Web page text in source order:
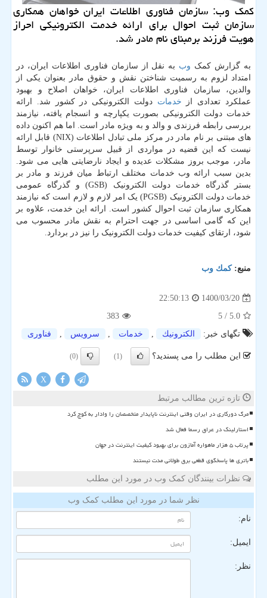
کمک وب: سازمان فناوری اطلاعات ایران خواهان همکاری
سازمان ثبت احوال برای ارائه خدمت الکترونیکی احراز
هویت فرزند برمبنای نام مادر شد.
به گزارش کمک وب به نقل از سازمان فناوری اطلاعات ایران، در
امتداد لزوم به رسمیت شناختن نقش و حقوق مادر بعنوان یکی از
والدین، سازمان فناوری اطلاعات ایران، خواهان اصلاح و بهبود
عملکرد تعدادی از خدمات دولت الکترونیکی در کشور شد. ارائه
خدمات دولت الکترونیکی بصورت یکپارچه و انسجام یافته، نیازمند
بررسی رابطه فرزندی و والد و به ویژه مادر است. اما هم اکنون داده
های مبتنی بر نام مادر در مرکز ملی تبادل اطلاعات (NIX) قابل ارائه
نیست که این قضیه در مواردی از قبیل سرپرستی خانوار توسط
مادر، موجب بروز مشکلات عدیده و ایجاد نارضایتی هایی می شود.
بدین سبب ارائه وب خدمات مختلف ارتباط میان فرزند و مادر بر
بستر گذرگاه خدمات دولت الکترونیک (GSB) و گذرگاه عمومی
خدمات دولت الکترونیک (PGSB) یک امر لازم و لازم است که نیازمند
همکاری سازمان ثبت احوال کشور است. ارائه این خدمت، علاوه بر
این که گامی اساسی در جهت احترام به نقش مادر محسوب می
شود، ارتقای کیفیت خدمات دولت الکترونیک را نیز در بردارد.
منبع:كمك وب
1400/03/20
22:50:13
5.0
/ 5
383
تگهای خبر:
الكترونیك , خدمات , سرویس , فناوری
این مطلب را می پسندید؟ (1)
(0)
X
تازه ترین مطالب مرتبط
مرگ دورکاری در ایران وقتی اینترنت ناپایدار متخصصان را وادار به کوچ کرد
استارلینک در عراق رسما فعال شد
پرتاب ۵ هزار ماهواره آمازون برای بهبود کیفیت اینترنت در جهان
باتری ها پاسخگوی قطعی برق طولانی مدت نیستند
نظرات بینندگان کمک وب در مورد این مطلب
نظر شما در مورد این مطلب کمک وب
نام:
ایمیل:
نظر: